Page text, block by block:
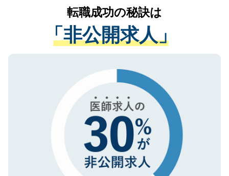
は、個人情報の取り扱いについての厳密な
管理基準を満たした事業者のみに付与され
る、プライバシーマークを取得済みです。
で、機密保持に関してもご安心ください。
かがいして、現在の医療機関の状況や紹介
経験をまじえながら、適切なアドバイスを
させていただきます。すぐにご転職をされ
ない方には、長期的なサポートが可能です
ので、まずはご登録ください。
転職成功の秘訣は
「非公開求人」